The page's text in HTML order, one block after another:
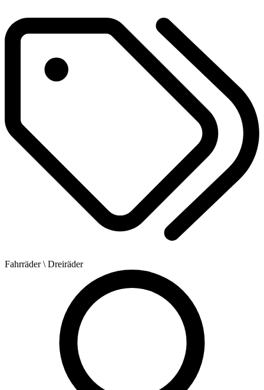
Fahrräder\ Dreiräder